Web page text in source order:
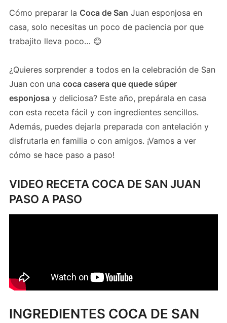
Cómo preparar la Coca de San Juan esponjosa en
casa, solo necesitas un poco de paciencia por que
trabajito lleva poco… 😊
¿Quieres sorprender a todos en la celebración de San
Juan con una coca casera que quede súper
esponjosay deliciosa? Este año, prepárala en casa
con esta receta fácil y con ingredientes sencillos.
Además, puedes dejarla preparada con antelación y
disfrutarla en familia o con amigos. ¡Vamos a ver
cómo se hace paso a paso!
VIDEO RECETA COCA DE SAN JUAN
PASO A PASO
INGREDIENTES COCA DE SAN